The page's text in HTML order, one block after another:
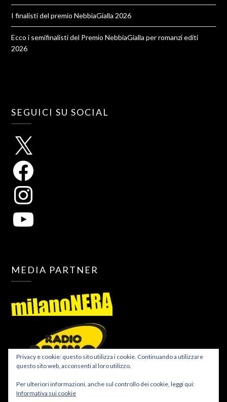
I finalisti del premio NebbiaGialla 2026
Ecco i semifinalisti del Premio NebbiaGialla per romanzi editi
2026
SEGUICI SU SOCIAL
MEDIA PARTNER
Privacy e cookie: questo sito utilizza i cookie. Continuando a utilizzare
questo sito web, acconsenti al loro utilizzo.
Per ulteriori informazioni, anche sul controllo dei cookie, leggi qui:
Informativa sui cookie